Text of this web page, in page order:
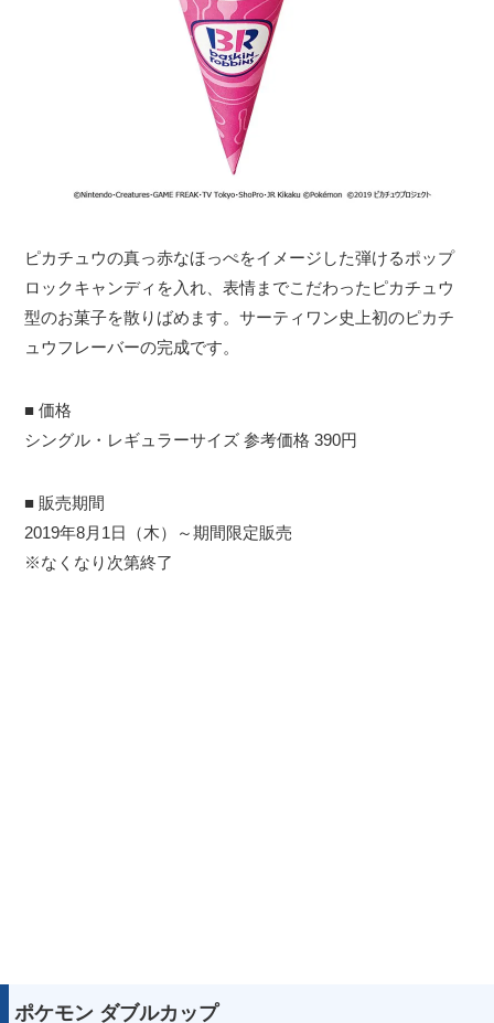
ピカチュウの真っ赤なほっぺをイメージした弾けるポップ
ロックキャンディを入れ、表情までこだわったピカチュウ
型のお菓子を散りばめます。サーティワン史上初のピカチ
ュウフレーバーの完成です。
■ 価格
シングル・レギュラーサイズ 参考価格 390円
■ 販売期間
2019年8月1日（木）～期間限定販売
※なくなり次第終了
ポケモン ダブルカップ